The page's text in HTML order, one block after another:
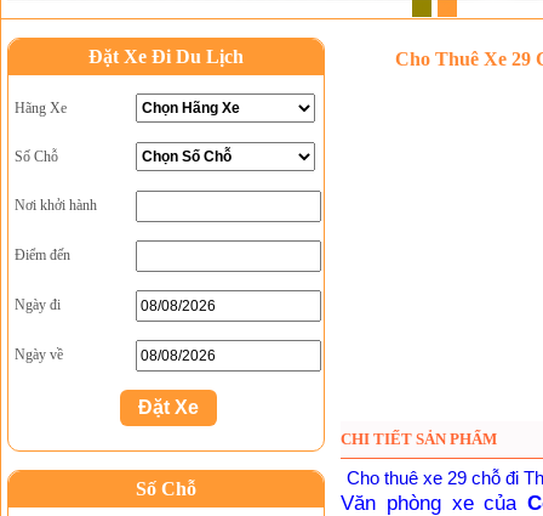
Đặt Xe Đi Du Lịch
Hãng Xe
Số Chỗ
Nơi khởi hành
Điểm đến
Ngày đi
Ngày về
Số Chỗ
Cho Thuê Xe 29
CHI TIẾT SẢN PHẨM
Cho thuê xe 29 chỗ đi
Văn phòng xe của